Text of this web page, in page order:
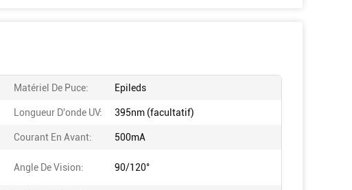
Matériel De Puce: Epileds
Longueur D'onde UV: 395nm (facultatif)
Courant En Avant: 500mA
Angle De Vision: 90/120°